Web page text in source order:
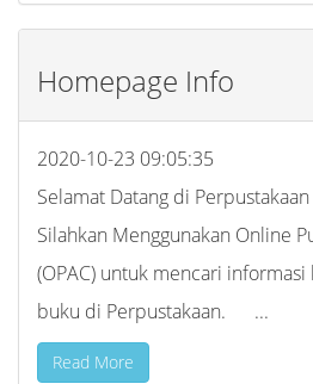
Homepage Info
2020-10-23 09:05:35
Selamat Datang di
Silahkan Menggunakan Online
(OPAC) untuk mencari
buku di Perpustakaan. ...
Read More